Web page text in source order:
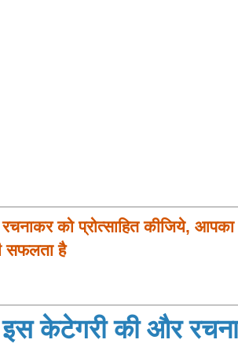
को प्रोत्साहित कीजिये, आपका
है
इस केटेगरी की और